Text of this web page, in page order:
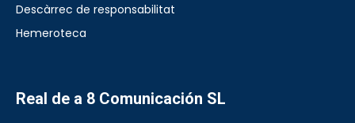
Descàrrec de responsabilitat
Hemeroteca
Real de a 8 Comunicación SL